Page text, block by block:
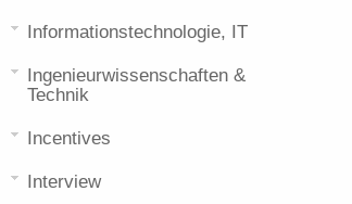
Informationstechnologie, IT
Ingenieurwissenschaften &
Technik
Incentives
Interview